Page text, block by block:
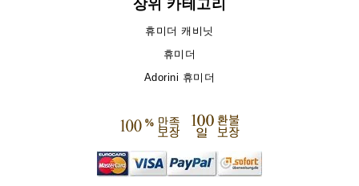
상위 카테고리
휴미더 캐비닛
휴미더
Adorini 휴미더